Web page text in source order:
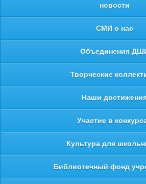
новости
СМИ о нас
Объединения
Творческие
Наши
Участие в
Культура для
Библиотечный фонд